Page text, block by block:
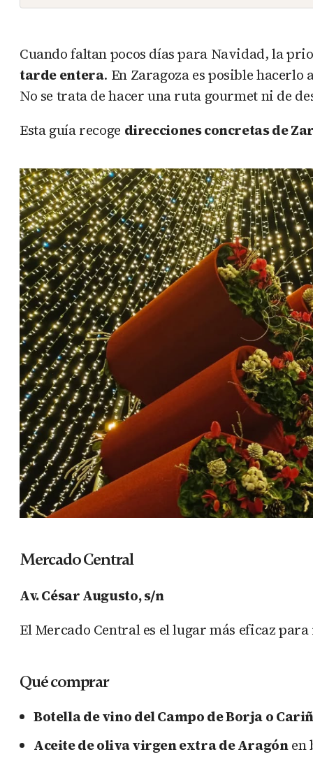
Cuando faltan pocos días para Navidad, la
tarde entera. En Zaragoza es posible
No se trata de hacer una ruta gourmet ni de
Esta guía recoge direcciones concretas de
Mercado Central
Av. César Augusto, s/n
El Mercado Central es el lugar más eficaz
Qué comprar
Botella de vino del Campo de Borja o
Aceite de oliva virgen extra de Aragónen